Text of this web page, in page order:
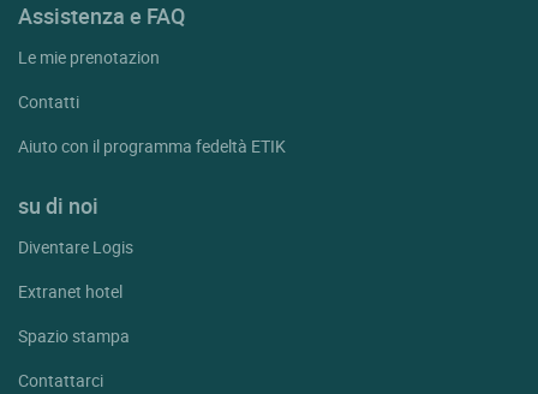
Assistenza e FAQ
Le mie prenotazion
Contatti
Aiuto con il programma fedeltà ETIK
su di noi
Diventare Logis
Extranet hotel
Spazio stampa
Contattarci